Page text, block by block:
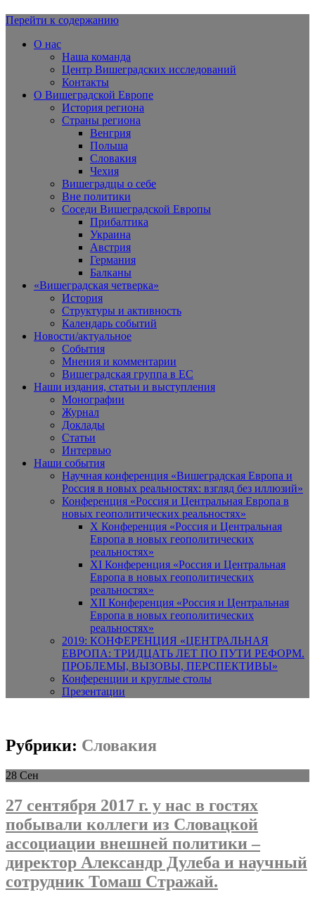
Вишеградская Европа
Перейти к содержанию
О нас
Наша команда
Центр Вишеградских исследований
Контакты
О Вишеградской Европе
История региона
Страны региона
Венгрия
Польша
Словакия
Чехия
Вишеградцы о себе
Вне политики
Соседи Вишеградской Европы
Прибалтика
Украина
Австрия
Германия
Балканы
«Вишеградская четверка»
История
Структуры и активность
Календарь событий
Новости/актуальное
События
Мнения и комментарии
Вишеградская группа в ЕС
Наши издания, статьи и выступления
Монографии
Журнал
Доклады
Статьи
Интервью
Наши события
Научная конференция «Вишеградская Европа и
Россия в новых реальностях: взгляд без иллюзий»
Конференция «Россия и Центральная Европа в
новых геополитических реальностях»
X Конференция «Россия и Центральная
Европа в новых геополитических
реальностях»
XI Конференция «Россия и Центральная
Европа в новых геополитических
реальностях»
XII Конференция «Россия и Центральная
Европа в новых геополитических
реальностях»
2019: КОНФЕРЕНЦИЯ «ЦЕНТРАЛЬНАЯ
ЕВРОПА: ТРИДЦАТЬ ЛЕТ ПО ПУТИ РЕФОРМ.
ПРОБЛЕМЫ, ВЫЗОВЫ, ПЕРСПЕКТИВЫ»
Конференции и круглые столы
Презентации
Рубрики: Словакия
28 Сен
27 сентября 2017 г. у нас в гостях
побывали коллеги из Словацкой
ассоциации внешней политики –
директор Александр Дулеба и научный
сотрудник Томаш Стражай.